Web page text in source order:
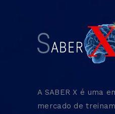
A SABER X é uma
mercado de